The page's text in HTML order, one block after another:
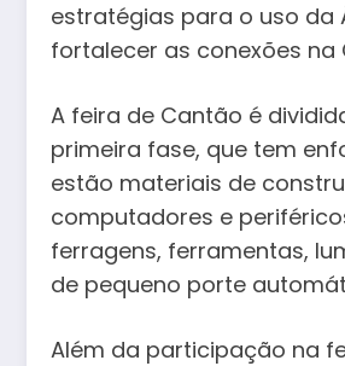
estratégias para o uso da
fortalecer as conexões
A feira de Cantão é
primeira fase, que tem
estão materiais de
computadores e
ferragens, ferramentas,
de pequeno porte
Além da participação na